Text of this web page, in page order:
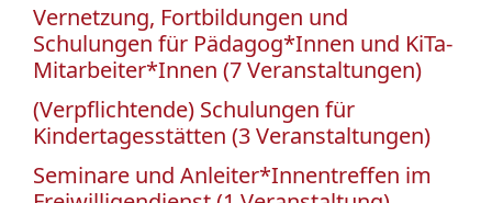
Vernetzung, Fortbildungen und
Schulungen für Pädagog*Innen und KiTa-
Mitarbeiter*Innen (7 Veranstaltungen)
(Verpflichtende) Schulungen für
Kindertagesstätten (3 Veranstaltungen)
Seminare und Anleiter*Innentreffen im